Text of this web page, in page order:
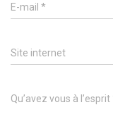
E-mail *
Site internet
Qu’avez vous à l’esprit